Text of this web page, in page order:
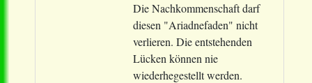
Die Nachkommenschaft darf
diesen "Ariadnefaden" nicht
verlieren. Die entstehenden
Lücken können nie
wiederhegestellt werden.